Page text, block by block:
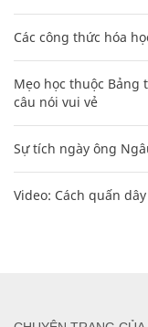
Các công thức hóa
Mẹo học thuộc Bảng
câu nói vui vẻ
Sự tích ngày ông
Video: Cách quấn